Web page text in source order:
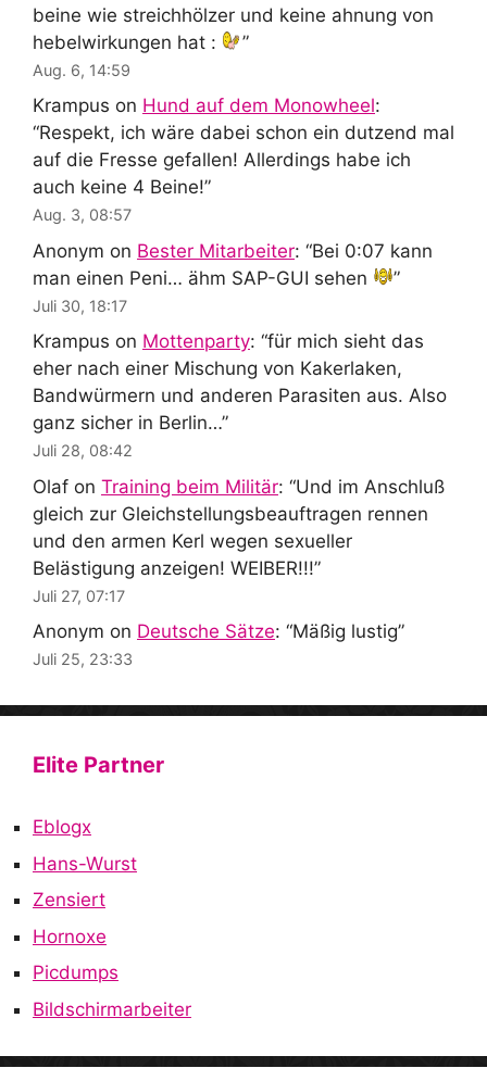
beine wie streichhölzer und keine ahnung von
hebelwirkungen hat :
”
Aug. 6, 14:59
Krampus on Hund auf dem Monowheel:
“Respekt, ich wäre dabei schon ein dutzend mal
auf die Fresse gefallen! Allerdings habe ich
auch keine 4 Beine!”
Aug. 3, 08:57
Anonym on Bester Mitarbeiter: “Bei 0:07 kann
man einen Peni… ähm SAP-GUI sehen
”
Juli 30, 18:17
Krampus on Mottenparty: “für mich sieht das
eher nach einer Mischung von Kakerlaken,
Bandwürmern und anderen Parasiten aus. Also
ganz sicher in Berlin…”
Juli 28, 08:42
Olaf on Training beim Militär: “Und im Anschluß
gleich zur Gleichstellungsbeauftragen rennen
und den armen Kerl wegen sexueller
Belästigung anzeigen! WEIBER!!!”
Juli 27, 07:17
Anonym on Deutsche Sätze: “Mäßig lustig”
Juli 25, 23:33
Elite Partner
Eblogx
Hans-Wurst
Zensiert
Hornoxe
Picdumps
Bildschirmarbeiter